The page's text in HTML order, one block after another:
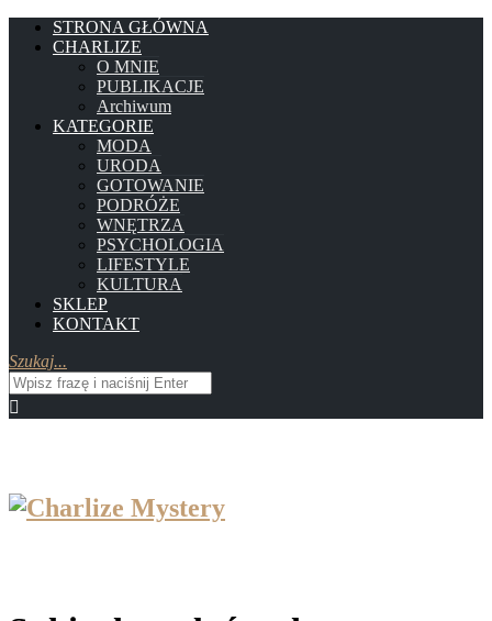
STRONA GŁÓWNA
CHARLIZE
O MNIE
PUBLIKACJE
Archiwum
KATEGORIE
MODA
URODA
GOTOWANIE
PODRÓŻE
WNĘTRZA
PSYCHOLOGIA
LIFESTYLE
KULTURA
SKLEP
KONTAKT
Szukaj...